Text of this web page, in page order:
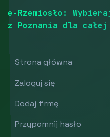
e-Rzemiosło:
z Poznania dla
Strona główna
Zaloguj się
Dodaj firmę
Przypomnij hasło